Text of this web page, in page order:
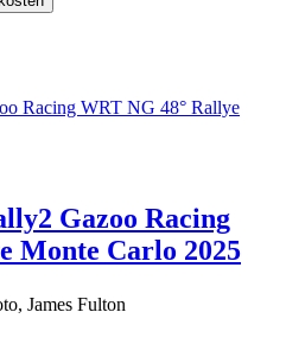
Gazoo Racing
Monte Carlo 2025
James Fulton